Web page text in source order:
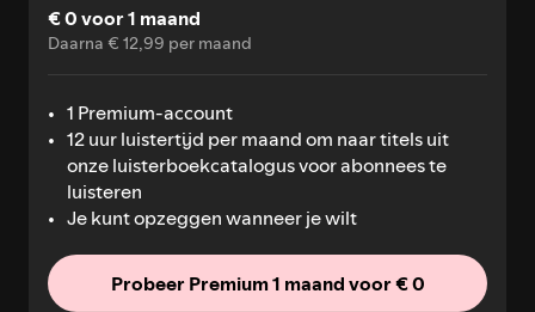
€ 0 voor 1 maand
Daarna € 12,99 per maand
1 Premium-account
12 uur luistertijd per maand om naar titels uit
onze luisterboekcatalogus voor abonnees te
luisteren
Je kunt opzeggen wanneer je wilt
Probeer Premium 1 maand voor € 0